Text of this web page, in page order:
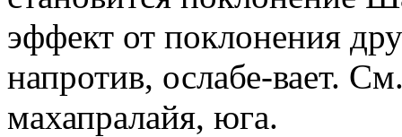
эффект от поклонения
напротив, ослабе-вает.
махапралайя, юга.